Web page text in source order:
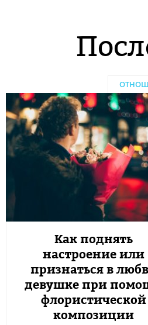
Как поднять
настроение или
признаться в
девушке при
флористической
композиции